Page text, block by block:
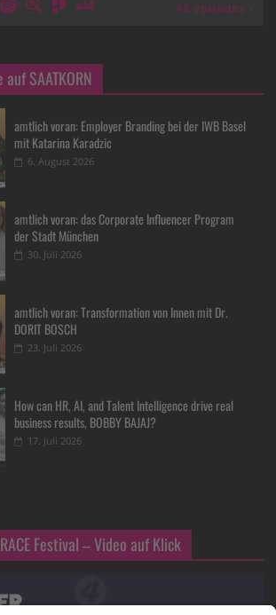
SAATKORN
amtlich voran: Employer Branding bei der IWB Basel
mit Katarina Karadzic
6. August 2026
amtlich voran: das Corporate Influencer Program
der Stadt München
30. Juli 2026
amtlich voran: Transformation von Innen mit Dr.
DORIT BOSCH
23. Juli 2026
How can HR, AI, and Talent Intelligence drive real
business results, BOBBY BAJAJ?
17. Juli 2026
Festival – Video auf Klick